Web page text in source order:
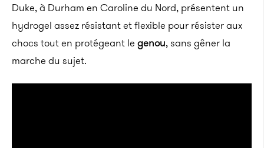
Duke, à Durham en Caroline du Nord, présentent un
hydrogel assez résistant et flexible pour résister aux
chocs tout en protégeant le genou, sans gêner la
marche du sujet.